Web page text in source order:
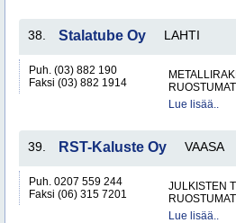
38. Stalatube Oy LAHTI
Puh. (03) 882 190
Faksi (03) 882 1914
Lue lisää..
39. RST-Kaluste Oy VAASA
Puh. 0207 559 244
Faksi (06) 315 7201
JULKISTEN
Lue lisää..